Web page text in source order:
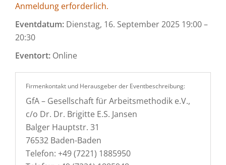
Anmeldung erforderlich.
Eventdatum: Dienstag, 16. September 2025 19:00 –
20:30
Eventort: Online
Firmenkontakt und Herausgeber der Eventbeschreibung:
GfA – Gesellschaft für Arbeitsmethodik e.V.,
c/o Dr. Dr. Brigitte E.S. Jansen
Balger Hauptstr. 31
76532 Baden-Baden
Telefon: +49 (7221) 1885950